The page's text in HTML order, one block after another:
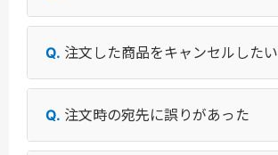
注文した商品をキャンセルしたい
注文時の宛先に誤りがあった